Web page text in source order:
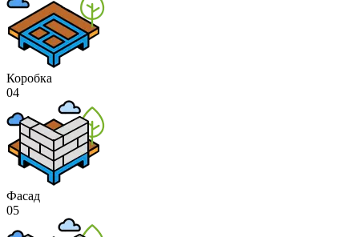
Коробка
04
Фасад
05